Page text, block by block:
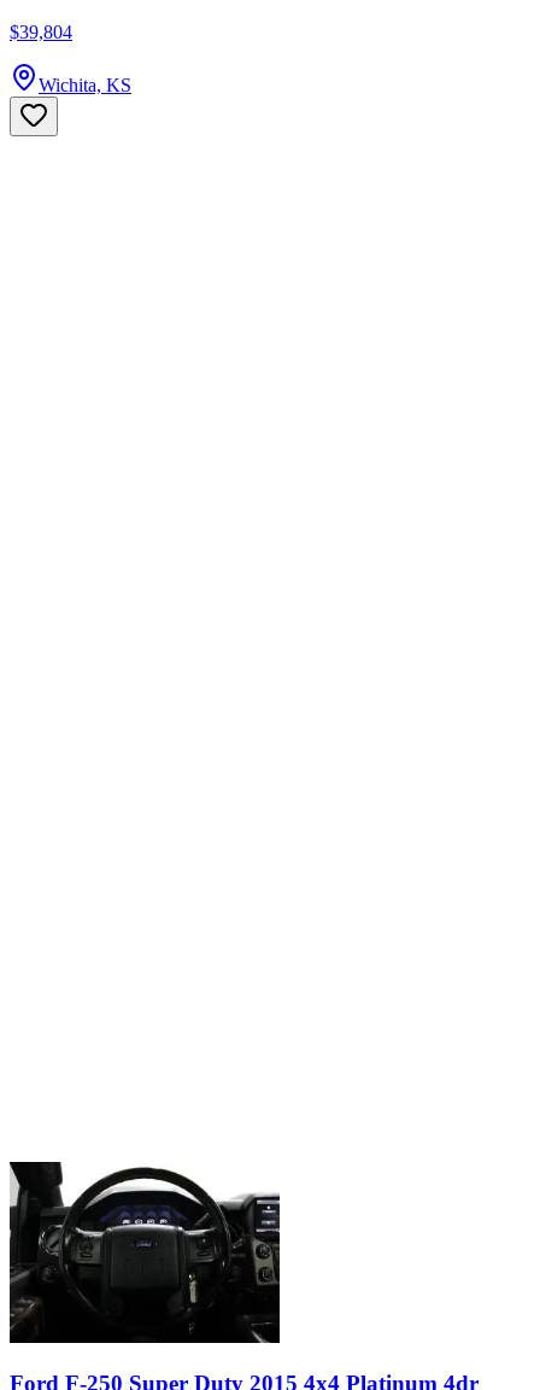
$39,804
Wichita, KS
Ford F-250 Super Duty 2015 4x4 Platinum 4dr